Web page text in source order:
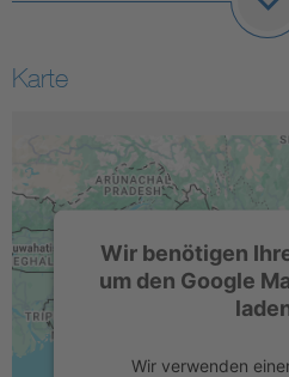
Karte
Wir benötigen
um den Google
Wir verwenden